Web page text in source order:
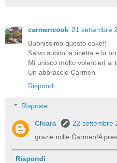
carmencook 21 settembre
Buonissimo questo cake!!
Salvo subito la ricetta e lo
Mi unisco molto volentieri ai
Un abbraccio Carmen
Rispondi
Risposte
Chiara
22 settembre
grazie mille Carmen!A
Rispondi